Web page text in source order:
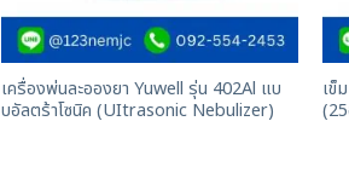
เครื่องพ่นละอองยา Yuwell รุ่น 402Al แบ
บอัลตร้าโซนิค (UItrasonic Nebulizer)
เข็